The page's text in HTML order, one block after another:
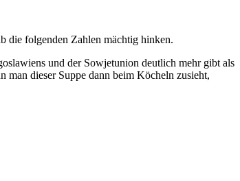
die folgenden Zahlen mächtig hinken.
und der Sowjetunion deutlich mehr gibt als
man dieser Suppe dann beim Köcheln zusieht,